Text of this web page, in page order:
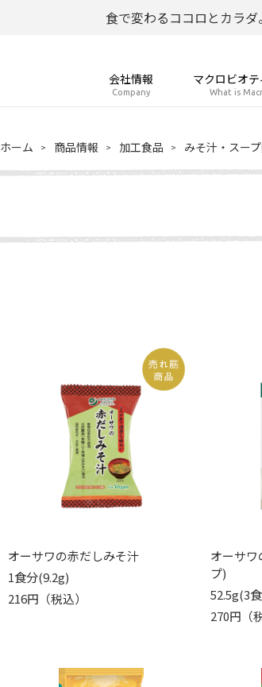
食で変わるココロとカラ
会社情報
Company
マクロビオ
What is
ホーム 商品情報 加工食品 みそ汁・スー
オーサワの赤だしみそ汁
1食分(9.2g)
216円（税込）
オーサ
プ)
52.5g(3
270円（